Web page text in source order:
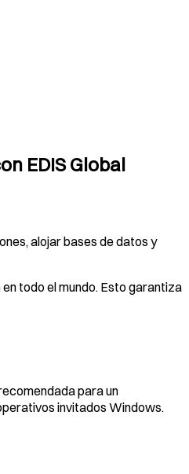
EDIS Global
alojar bases de datos y
todo el mundo. Esto garantiza
para un
invitados Windows.